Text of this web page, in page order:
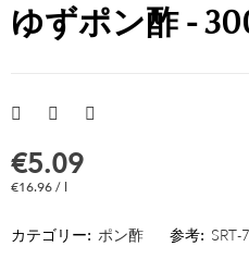
ゆずポン酢 -
€5.09
€16.96 / l
カテゴリー: ポン酢 参考: